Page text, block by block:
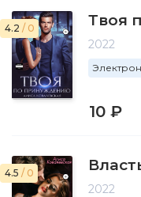
4.2 / 0 Твоя
2022
10 ₽
4.5 / 0
2022